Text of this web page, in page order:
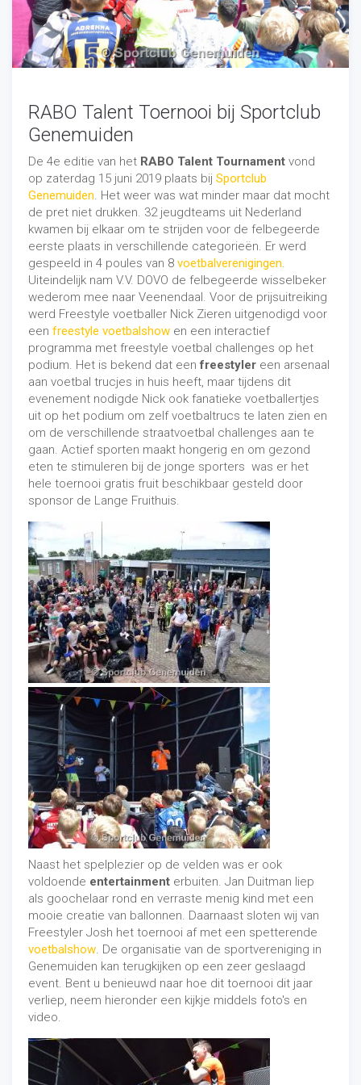
professionals. Ze doen wat ze het meeste drijft en leuk
vinden, hebbenpassie voor hun sporten steken hier
dan ook genoeg tijd in. Ze zitten vaak al jaren in het vak
en dit bewijst zich door kwaliteit en communicatie.
5). Urban artiesten zijn inzetbaar
voor fotosessies en
videoproducties
Urban artiesten zijn erg goed inzetbaar voor
fotosessies en videoproducties. Of het nu gaat om een
freestyle voetballer,freestyle basketballer ,BMX'er,skater
of een breakdancer . Doordat wij werken op basis van
vriendschap met onzesporters en freestylers
vele malen makkelijker om hem/haar voor de camera te
krijgen van een foto- of videograaf. Natuurlijk is het ook
mogelijk om verschillende urban sporters samen te
stellen voor het perfecte plaatje.
6). Urban entertainment voor elk
podium
Welk podium u ook heeft, urban entertainment kent
een ruim aanbod. Gaat het om een kleine ruimte, een
enorme gymzaal of is er helemaal geen podium
beschikbaar? Urban artiesten zijn wel wat gewend en
weten vaak hun weg wel te vinden.
7). Freestyle entertainment voor
zowel binnen als buiten
Urban artiesten zijn te boeken voor zowel binnen- als
buitenactiviteiten. Organiseer je een tentfeest,
sporttoernooiof gala? Er zijn genoegurban
entertainersvoor binnen- en/of buiten events.
8). Urban entertainment met een
microfoon
Je hebt je geluid voor mekaar en zoekt entertainment
met een microfoon oftewel entertainment met geluid.
Er zijn diverse urban acts en showsdie een microfoon
bevatten. Denk bijvoorbeeld eens aan; eenbeatboxer
rapper. Heb je het geluid voor jouw evenement nog niet
voor mekaar, geen zorgen, ook dit kan je vaak aan de
artiest over laten.
9). Eén op één met de artiest
Er zijn genoeg entertainmentbureaus die
urban
artiesten
aanbevelen, maar heb je dan ook één op één
RABO Talent Toernooi bij Sportclub
Genemuiden
De 4e editie van het RABO Talent Tournament vond
op zaterdag 15 juni 2019 plaats bij Sportclub
Genemuiden. Het weer was wat minder maar dat mocht
de pret niet drukken. 32 jeugdteams uit Nederland
kwamen bij elkaar om te strijden voor de felbegeerde
eerste plaats in verschillende categorieën. Er werd
gespeeld in 4 poules van 8 voetbalverenigingen.
Uiteindelijk nam V.V. DOVO de felbegeerde wisselbeker
wederom mee naar Veenendaal. Voor de prijsuitreiking
werd Freestyle voetballer Nick Zieren uitgenodigd voor
een freestyle voetbalshow en een interactief
programma met freestyle voetbal challenges op het
podium. Het is bekend dat eenfreestyler een arsenaal
aan voetbal trucjes in huis heeft, maar tijdens dit
evenement nodigde Nick ook fanatieke voetballertjes
uit op het podium om zelf voetbaltrucs te laten zien en
om de verschillende straatvoetbal challenges aan te
gaan. Actief sporten maakt hongerig en om gezond
eten te stimuleren bij de jonge sporters was er het
hele toernooi gratis fruit beschikbaar gesteld door
sponsor de Lange Fruithuis.
Naast het spelplezier op de velden was er ook
voldoende entertainment erbuiten. Jan Duitman liep
als goochelaar rond en verraste menig kind met een
mooie creatie van ballonnen. Daarnaast sloten wij van
Freestyler Josh het toernooi af met een spetterende
voetbalshow. De organisatie van de sportvereniging in
Genemuiden kan terugkijken op een zeer geslaagd
event. Bent u benieuwd naar hoe dit toernooi dit jaar
verliep, neem hieronder een kijkje middels foto's en
video.